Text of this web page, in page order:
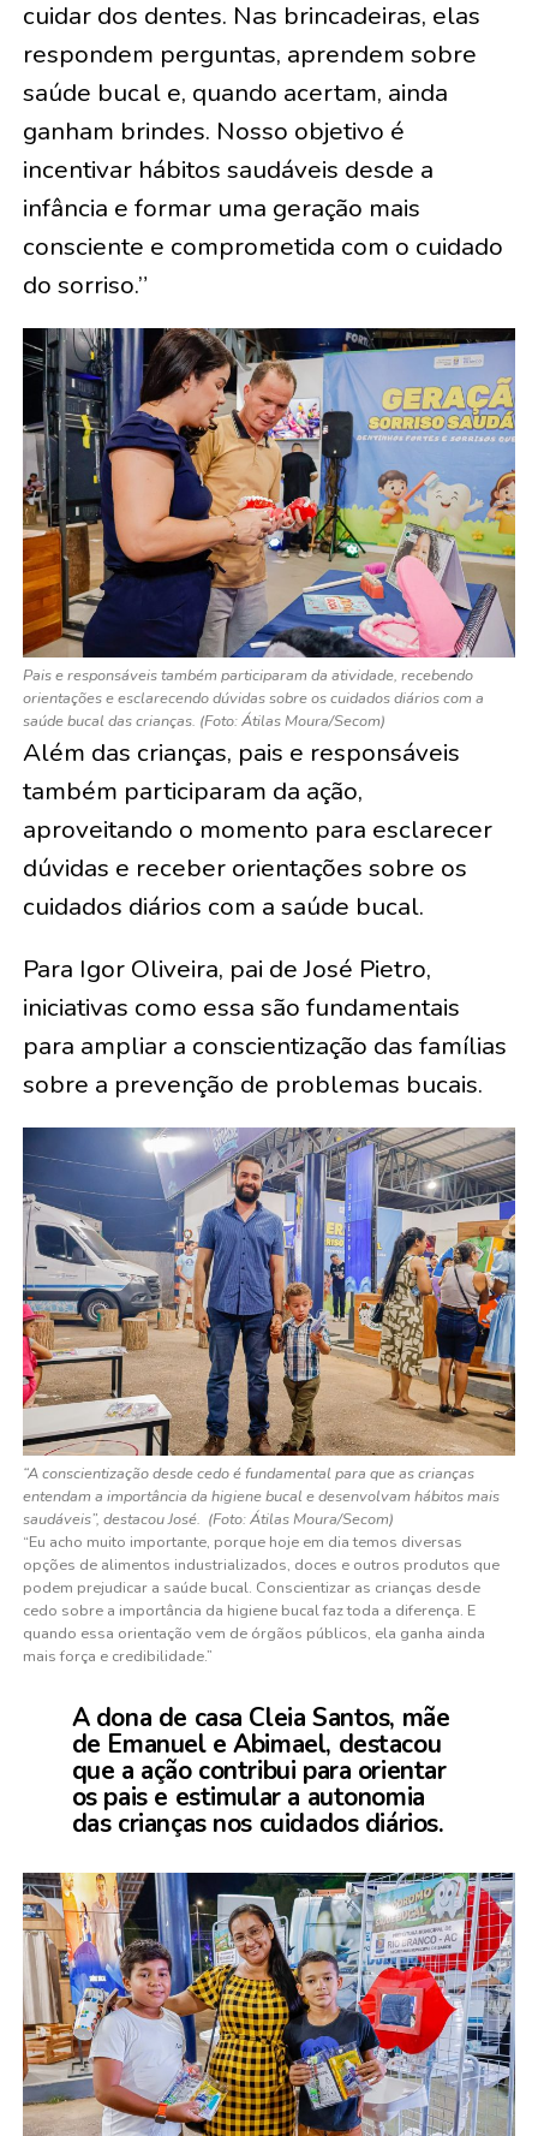
cuidar dos dentes. Nas brincadeiras, elas
respondem perguntas, aprendem sobre
saúde bucal e, quando acertam, ainda
ganham brindes. Nosso objetivo é
incentivar hábitos saudáveis desde a
infância e formar uma geração mais
consciente e comprometida com o cuidado
do sorriso.”
Pais e responsáveis também participaram da atividade, recebendo
orientações e esclarecendo dúvidas sobre os cuidados diários com a
saúde bucal das crianças. (Foto: Átilas Moura/Secom)
Além das crianças, pais e responsáveis
também participaram da ação,
aproveitando o momento para esclarecer
dúvidas e receber orientações sobre os
cuidados diários com a saúde bucal.
Para Igor Oliveira, pai de José Pietro,
iniciativas como essa são fundamentais
para ampliar a conscientização das famílias
sobre a prevenção de problemas bucais.
“A conscientização desde cedo é fundamental para que as crianças
entendam a importância da higiene bucal e desenvolvam hábitos mais
saudáveis”, destacou José. (Foto: Átilas Moura/Secom)
“Eu acho muito importante, porque hoje em dia temos diversas
opções de alimentos industrializados, doces e outros produtos que
podem prejudicar a saúde bucal. Conscientizar as crianças desde
cedo sobre a importância da higiene bucal faz toda a diferença. E
quando essa orientação vem de órgãos públicos, ela ganha ainda
mais força e credibilidade.”
A dona de casa Cleia Santos, mãe
de Emanuel e Abimael, destacou
que a ação contribui para orientar
os pais e estimular a autonomia
das crianças nos cuidados diários.